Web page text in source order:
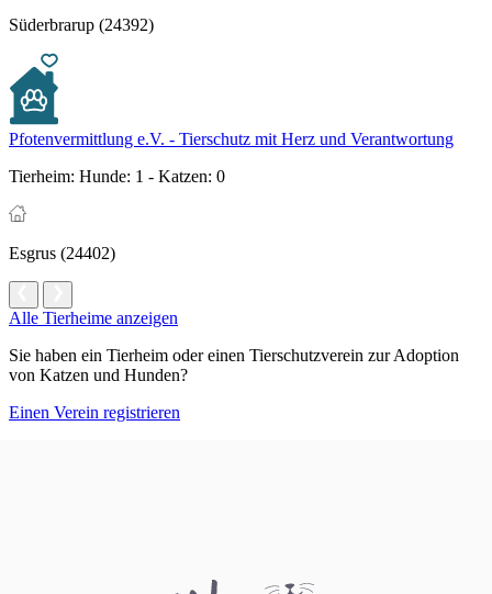
Süderbrarup (24392)
Pfotenvermittlung e.V. - Tierschutz mit Herz und Verantwortung
Tierheim: Hunde: 1 - Katzen: 0
Esgrus (24402)
Alle Tierheime anzeigen
Sie haben ein Tierheim oder einen Tierschutzverein zur Adoption
von Katzen und Hunden?
Einen Verein registrieren